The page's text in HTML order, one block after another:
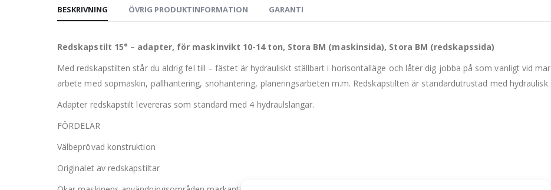
BESKRIVNING ÖVRIG PRODUKTINFORMATION GARANTI
Redskapstilt 15° – adapter, för maskinvikt 10-14 ton, Stora BM (maskinsida), Stora BM (redskapssida)
Med redskapstilten står du aldrig fel till – fästet är hydrauliskt ställbart i horisontalläge och låter dig jobba på som vanligt vid
arbete med sopmaskin, pallhantering, snöhantering, planeringsarbeten m.m. Redskapstilten är standardutrustad med hydraulisk
Adapter redskapstilt levereras som standard med 4 hydraulslangar.
FÖRDELAR
Välbeprövad konstruktion
Originalet av redskapstiltar